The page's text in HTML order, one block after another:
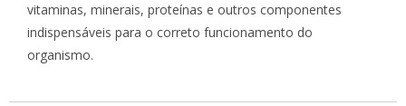
vitaminas, minerais, proteínas e outros componentes
indispensáveis para o correto funcionamento do
organismo.